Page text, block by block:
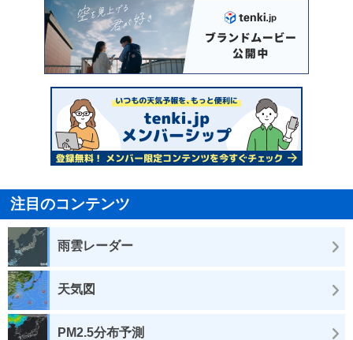
注目のコンテンツ
雨雲レーダー
天気図
PM2.5分布予測